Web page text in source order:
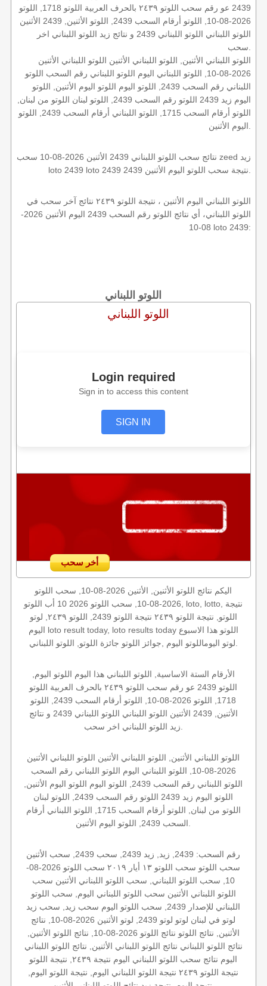
2439 عو رقم سحب اللوتو ٢٤٣٩ بالحرف العربية اللوتو 1718, اللوتو
2026-08-10, اللوتو أرقام السحب 2439, اللوتو الأثنين, 2439 الأثنين
اللوتو اللبناني اللوتو اللبناني 2439 و نتائج زيد اللوتو اللبناني اخر
اللوتو اللبناني الأثنين, اللوتو اللبناني الأثنين اللوتو اللبناني الأثنين
2026-08-10, اللوتو اللبناني اليوم اللوتو اللبناني رقم السحب اللوتو
اللبناني رقم السحب 2439, اللوتو اليوم اللوتو اليوم الأثنين, اللوتو
اليوم زيد 2439 اللوتو رقم السحب 2439, اللوتو لبنان اللوتو من لبنان,
اللوتو أرقام السحب 1715, اللوتو اللبناني أرقام السحب 2439, اللوتو
نتائج سحب اللوتو اللبناني 2439 الأثنين 2026-08-10 سحب zeed زيد
اللوتو اللبناني اليوم الأثنين ، نتيجة اللوتو ٢٤٣٩ نتائج آخر سحب في
اللوتو اللبناني، أي نتائج اللوتو رقم السحب 2439 اليوم الأثنين 2026-
08-10 loto 2439:
اللوتو اللبناني
اللوتو اللبناني
Login required
Sign in to access this content
SIGN IN
أخر سحب
اليكم نتائج اللوتو الأثنين, الأثنين 2026-08-10, سحب اللوتو
2026-08-10, سحب اللوتو 2026 10 أب اللوتو, loto, lotto, نتيجة
اللوتو, نتيجة اللوتو ٢٤٣٩ نتيجة اللوتو 2439, اللوتو ٢٤٣٩, لوتو
اليوم loto result today, loto results today اللوتو هذا الاسبوع
الأرقام الستة الاساسية, اللوتو اللبناني هذا اليوم اللوتو اليوم,
اللوتو 2439 عو رقم سحب اللوتو ٢٤٣٩ بالحرف العربية اللوتو
1718, اللوتو 2026-08-10, اللوتو أرقام السحب 2439, اللوتو
الأثنين, 2439 الأثنين اللوتو اللبناني اللوتو اللبناني 2439 و نتائج
اللوتو اللبناني الأثنين, اللوتو اللبناني الأثنين اللوتو اللبناني الأثنين
2026-08-10, اللوتو اللبناني اليوم اللوتو اللبناني رقم السحب
اللوتو اللبناني رقم السحب 2439, اللوتو اليوم اللوتو اليوم الأثنين,
اللوتو اليوم زيد 2439 اللوتو رقم السحب 2439, اللوتو لبنان
اللوتو من لبنان, اللوتو أرقام السحب 1715, اللوتو اللبناني أرقام
رقم السحب: 2439, زيد, زيد 2439, سحب 2439, سحب الأثنين
سحب اللوتو سحب اللوتو ١٣ أيار ٢٠١٩ سحب اللوتو 2026-08-
10, سحب اللوتو اللبناني, سحب اللوتو اللبناني الأثنين سحب
اللوتو اللبناني الأثنين سحب اللوتو اللبناني اليوم, سحب اللوتو
اللبناني للإصدار 2439, سحب اللوتو اليوم سحب زيد, سحب زيد
لوتو في لبنان لوتو لوتو 2439, لوتو الأثنين 2026-08-10, نتائج
الأثنين, نتائج اللوتو نتائج اللوتو 2026-08-10, نتائج اللوتو الأثنين,
نتائج اللوتو اللبناني نتائج اللوتو اللبناني الأثنين, نتائج اللوتو اللبناني
اليوم نتائج سحب اللوتو اللبناني اليوم نتيجة ٢٤٣٩, نتيجة اللوتو
نتيجة اللوتو ٢٤٣٩ نتيجة اللوتو اللبناني اليوم, نتيجة اللوتو اليوم,